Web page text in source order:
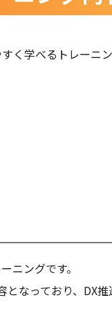
く学べるトレーニン
ニングです。
なっており、DX推